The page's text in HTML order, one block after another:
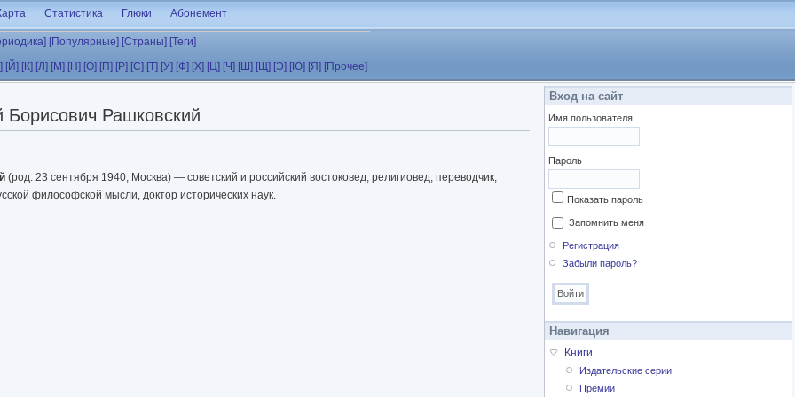
Статистика Глюки Абонемент
[Популярные] [Страны] [Теги]
[Й] [К] [Л] [М] [Н] [О] [П] [Р] [С] [Т] [У] [Ф] [Х] [Ц] [Ч] [Ш] [Щ] [Э] [Ю] [Я] [Прочее]
Борисович Рашковский
(род. 23 сентября 1940, Москва) — советский и российский востоковед, религиовед, переводчик,
философской мысли, доктор исторических наук.
Вход на сайт
Имя пользователя
Пароль
Показать пароль
Запомнить меня
Регистрация
Забыли пароль?
Навигация
Книги
Издательские серии
Премии